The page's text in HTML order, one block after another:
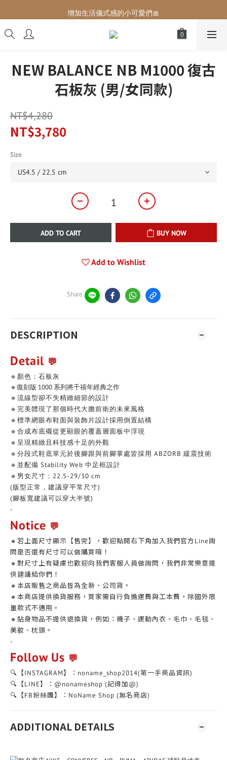
增加生活儀式感的小可愛們🎀
增加生活儀式感的小可愛們🎀
最後現貨‼️這價格不需要再解釋🔥
NEW BALANCE NB M1000 復古
石板灰 (男/女同款)
NT$4,280
NT$3,780
Size
ADD TO CART BUY NOW
Add to Wishlist
Share
DESCRIPTION
Detail 💬
🔹顏色：石板灰
🔹復刻版 1000 系列將千禧年經典之作
🔹流線型卻不失精緻細節的設計
🔹完美體現了那個時代大膽前衛的未來風格
🔹標準網眼布鞋面與裝飾片設計採用倒置結構
🔹合成布底襯從更顯眼的覆蓋層面板中浮現
🔹呈現精緻且科技感十足的外觀
🔹分段式鞋底單元於後腳跟與前腳掌處皆採用 ABZORB 緩震技術
🔹並配備 Stability Web 中足框設計
🔹男女尺寸：22.5-29/30 cm
(版型正常，建議穿平常尺寸)
(腳板寬建議可以穿大半號)
-
Notice 💬
🔸若上面尺寸顯示【售完】，歡迎點開右下角加入我們官方Line詢
問是否還有尺寸可以做購買唷！
🔸對尺寸上有疑慮也歡迎向我們客服人員做詢問，我們非常樂意提
供建議給你們！
🔸本店販售之商品皆為全新、公司貨。
🔸本商店提供換貨服務，買家需自行負擔運費與工本費，除國外限
量款式不適用。
🔸貼身物品不提供退換貨，例如：襪子、運動內衣、毛巾、毛毯、
美妝、枕頭。
-
Follow Us 💬
🔍【INSTAGRAM】：noname_shop2014(第一手商品資訊)
🔍【LINE】：@nonameshop (記得加@)
🔍【FB粉絲團】：NoName Shop (無名商店)
ADDITIONAL DETAILS